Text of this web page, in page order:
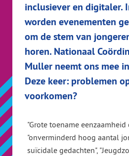
inclusiever en digitaler.
worden evenementen
om de stem van
horen. Nationaal
Muller neemt ons mee
Deze keer: problemen
voorkomen?
"Grote toename
"onverminderd hoog aantal
suïcidale gedachten",